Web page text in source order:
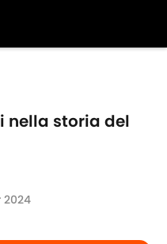
nella storia del
2024